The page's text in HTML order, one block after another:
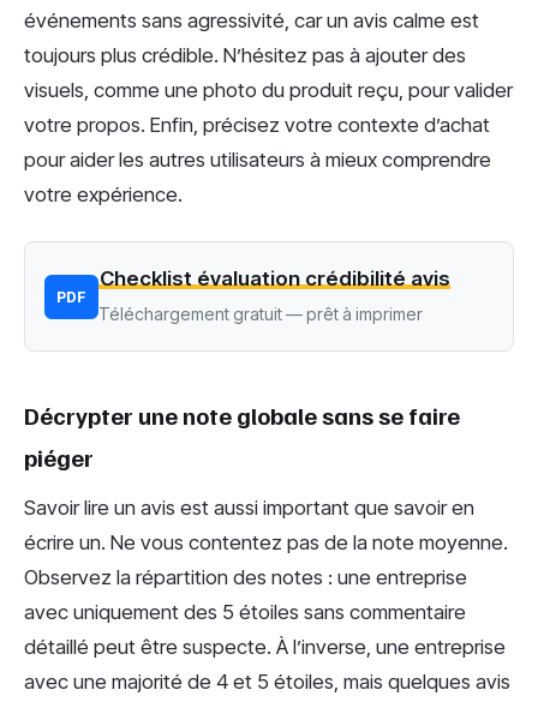
événements sans agressivité, car un avis calme est
toujours plus crédible. N’hésitez pas à ajouter des
visuels, comme une photo du produit reçu, pour valider
votre propos. Enfin, précisez votre contexte d’achat
pour aider les autres utilisateurs à mieux comprendre
votre expérience.
PDF
Checklist évaluation crédibilité avis
Téléchargement gratuit — prêt à imprimer
Décrypter une note globale sans se faire
piéger
Savoir lire un avis est aussi important que savoir en
écrire un. Ne vous contentez pas de la note moyenne.
Observez la répartition des notes : une entreprise
avec uniquement des 5 étoiles sans commentaire
détaillé peut être suspecte. À l’inverse, une entreprise
avec une majorité de 4 et 5 étoiles, mais quelques avis